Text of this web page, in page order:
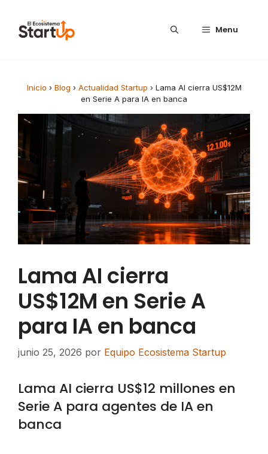
Menu
Inicio › Blog › Actualidad Startup › Lama AI cierra US$12M
en Serie A para IA en banca
Lama AI cierra
US$12M en Serie A
para IA en banca
junio 25, 2026 por Equipo Ecosistema Startup
Lama AI cierra US$12 millones en
Serie A para agentes de IA en
banca